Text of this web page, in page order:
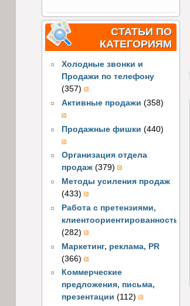
СТАТЬИ ПО
КАТЕГОРИЯМ
Холодные звонки и
Продажи по телефону
(357)
Активные продажи (358)
Продажные фишки (440)
Организация отдела
продаж (379)
Методы усиления продаж
(433)
Работа с претензиями,
клиентоориентированность
(282)
Маркетинг, реклама, PR
(366)
Коммерческие
предложения, письма,
презентации (112)